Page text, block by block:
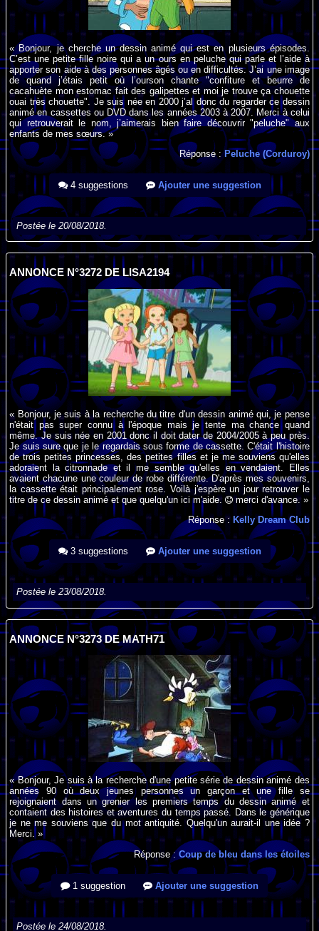
« Bonjour, je cherche un dessin animé qui est en plusieurs épisodes.
C’est une petite fille noire qui a un ours en peluche qui parle et l’aide à
apporter son aide à des personnes âgés ou en difficultés. J’ai une image
de quand j’étais petit où l’ourson chante "confiture et beurre de
cacahuète mon estomac fait des galipettes et moi je trouve ça chouette
ouai très chouette". Je suis née en 2000 j’al donc du regarder ce dessin
animé en cassettes ou DVD dans les années 2003 à 2007. Merci à celui
qui retrouverait le nom, j’aimerais bien faire découvrir "peluche" aux
enfants de mes sœurs. »
Réponse : Peluche (Corduroy)
4 suggestions Ajouter une suggestion
Postée le 20/08/2018.
ANNONCE N°3272 DE LISA2194
« Bonjour, je suis à la recherche du titre d'un dessin animé qui, je pense
n'était pas super connu à l'époque mais je tente ma chance quand
même. Je suis née en 2001 donc il doit dater de 2004/2005 à peu près.
Je suis sure que je le regardais sous forme de cassette. C'était l'histoire
de trois petites princesses, des petites filles et je me souviens qu'elles
adoraient la citronnade et il me semble qu'elles en vendaient. Elles
avaient chacune une couleur de robe différente. D'après mes souvenirs,
la cassette était principalement rose. Voilà j'espère un jour retrouver le
titre de ce dessin animé et que quelqu'un ici m'aide.
merci d'avance. »
Réponse : Kelly Dream Club
3 suggestions Ajouter une suggestion
Postée le 23/08/2018.
ANNONCE N°3273 DE MATH71
« Bonjour, Je suis à la recherche d'une petite série de dessin animé des
années 90 où deux jeunes personnes un garçon et une fille se
rejoignaient dans un grenier les premiers temps du dessin animé et
contaient des histoires et aventures du temps passé. Dans le générique
je ne me souviens que du mot antiquité. Quelqu'un aurait-il une idée ?
Merci. »
Réponse : Coup de bleu dans les étoiles
1 suggestion Ajouter une suggestion
Postée le 24/08/2018.